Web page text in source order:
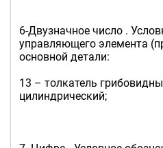
6-Двузначное число .
управляющего элемента
основной детали:
13 – толкатель
цилиндрический;